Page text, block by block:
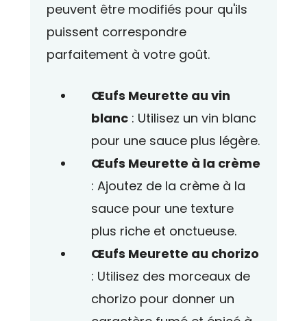
peuvent être modifiés pour qu'ils
puissent correspondre
parfaitement à votre goût.
Œufs Meurette au vin
blanc : Utilisez un vin blanc
pour une sauce plus légère.
Œufs Meurette à la crème
: Ajoutez de la crème à la
sauce pour une texture
plus riche et onctueuse.
Œufs Meurette au chorizo
: Utilisez des morceaux de
chorizo pour donner un